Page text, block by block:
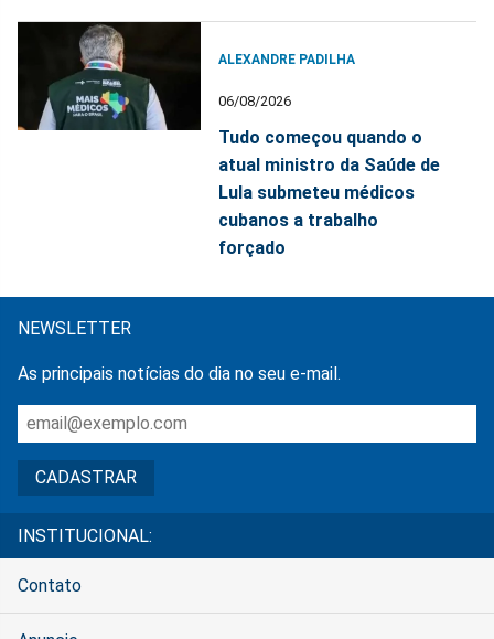
ALEXANDRE PADILHA
06/08/2026
Tudo começou quando o
atual ministro da Saúde de
Lula submeteu médicos
cubanos a trabalho
forçado
NEWSLETTER
As principais notícias do dia no seu e-mail.
INSTITUCIONAL:
Contato